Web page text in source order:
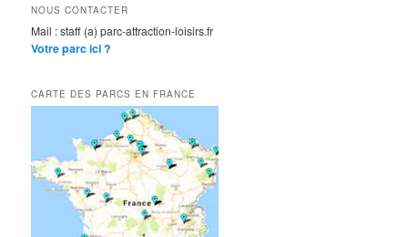
NOUS CONTACTER
Mail : staff (a) parc-attraction-loisirs.fr
Votre parc ici ?
CARTE DES PARCS EN FRANCE